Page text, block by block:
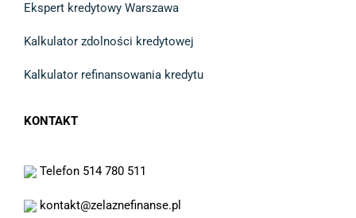
Ekspert kredytowy Warszawa
Kalkulator zdolności kredytowej
Kalkulator refinansowania kredytu
KONTAKT
Telefon 514 780 511
kontakt@zelaznefinanse.pl